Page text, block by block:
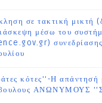
σε τακτική μικτή
μέσω του
κότες''-Η απάντησή
ΑΝΩΝΥΜΟΥΣ